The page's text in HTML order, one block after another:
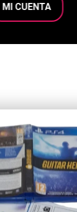
MI CUENTA